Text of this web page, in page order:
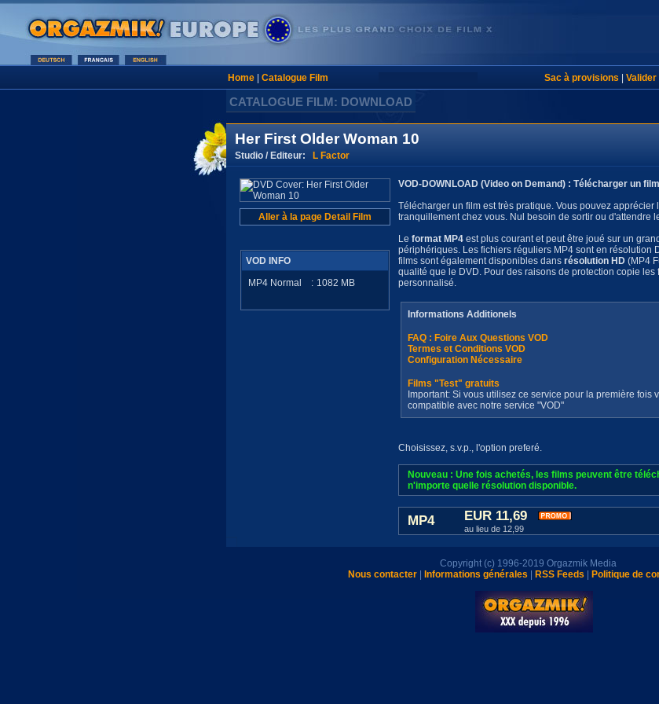
Home| Catalogue Film Sac à provisions
CATALOGUE FILM: DOWNLOAD
Her First Older Woman 10
Studio / Editeur: L Factor
Aller à la page Detail Film
VOD INFO
MP4 Normal
: 1082 MB
VOD-DOWNLOAD (Video on Demand) : Télécharger un film
Télécharger un film est très pratique. Vous pouvez apprécier
tranquillement chez vous. Nul besoin de sortir ou d'attendre
Le format MP4 est plus courant et peut être joué sur un
périphériques. Les fichiers réguliers MP4 sont en résolution
films sont également disponibles dans résolution HD (MP4
qualité que le DVD. Pour des raisons de protection copie
personnalisé.
Informations Additionels
FAQ : Foire Aux Questions VOD
Termes et Conditions VOD
Configuration Nécessaire
Films "Test" gratuits
Important: Si vous utilisez ce service pour la première fois
compatible avec notre service "VOD"
Choisissez, s.v.p., l'option preferé.
Nouveau : Une fois achetés, les films peuvent être
n'importe quelle résolution disponible.
MP4 EUR 11,69
au lieu de 12,99
Copyright (c) 1996-2019 Orgazmik Media
Nous contacter| Informations générales RSS Feeds Politique de